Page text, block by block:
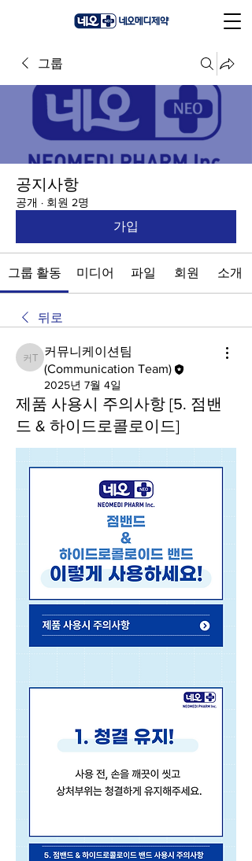
그룹
공지사항
공개 · 회원 2명
가입
그룹 활동 미디어 파일 회원 소개
뒤로
커뮤니케이션팀(Communication Team)
커뮤니케이션팀
(Communication Team)
2025년 7월 4일
제품 사용시 주의사항 [5. 점밴
드 & 하이드로콜로이드]